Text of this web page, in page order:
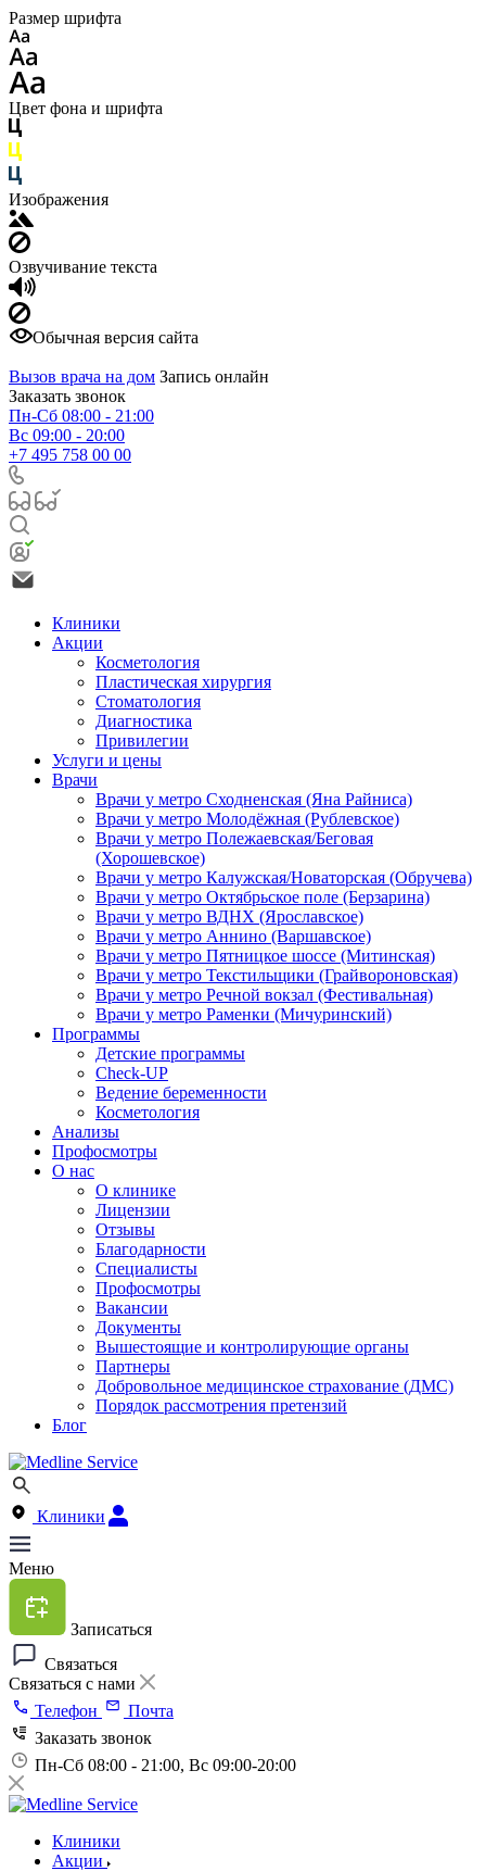
Размер шрифта
Цвет фона и шрифта
Изображения
Озвучивание текста
Обычная версия сайта
Вызов врача на дом Запись онлайн
Заказать звонок
Пн-Сб 08:00 - 21:00
Вс 09:00 - 20:00
+7 495 758 00 00
Клиники
Акции
Косметология
Пластическая хирургия
Стоматология
Диагностика
Привилегии
Услуги и цены
Врачи
Врачи у метро Сходненская (Яна Райниса)
Врачи у метро Молодёжная (Рублевское)
Врачи у метро Полежаевская/Беговая
(Хорошевское)
Врачи у метро Калужская/Новаторская (Обручева)
Врачи у метро Октябрьское поле (Берзарина)
Врачи у метро ВДНХ (Ярославское)
Врачи у метро Аннино (Варшавское)
Врачи у метро Пятницкое шоссе (Митинская)
Врачи у метро Текстильщики (Грайвороновская)
Врачи у метро Речной вокзал (Фестивальная)
Врачи у метро Раменки (Мичуринский)
Программы
Детские программы
Check-UP
Ведение беременности
Косметология
Анализы
Профосмотры
О нас
О клинике
Лицензии
Отзывы
Благодарности
Специалисты
Профосмотры
Вакансии
Документы
Вышестоящие и контролирующие органы
Партнеры
Добровольное медицинское страхование (ДМС)
Порядок рассмотрения претензий
Блог
Клиники
Меню
Записаться
Связаться
Связаться с нами
Телефон
Почта
Заказать звонок
Пн-Сб 08:00 - 21:00, Вс 09:00-20:00
Клиники
Акции